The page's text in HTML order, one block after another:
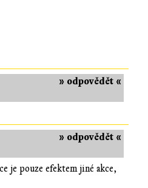
» odpovědět «
» odpovědět «
je pouze efektem jiné akce,